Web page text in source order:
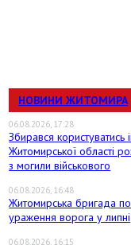
НОВИНИ ЖИТОМИРА
06.08.2026, 17:28
Збирався
Житомирської області
з могили військового
06.08.2026, 16:48
Житомирська бригада
ураження ворога у липні
06.08.2026, 16:15